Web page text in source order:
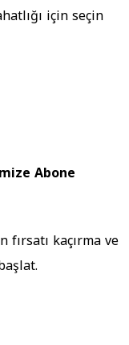
için seçin
Abone
kaçırma ve